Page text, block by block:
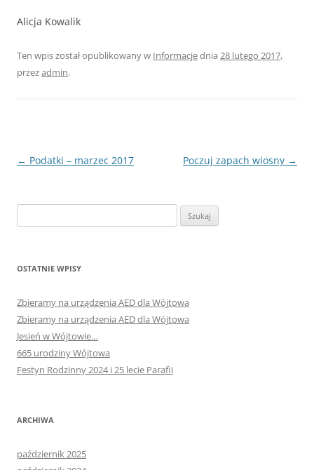
Alicja Kowalik
Ten wpis został opublikowany w Informacjednia 28 lutego 2017,
przezadmin.
Nawigacja
← Podatki – marzec 2017 Poczuj zapach wiosny →
OSTATNIE WPISY
Zbieramy na urządzenia AED dla Wójtowa
Zbieramy na urządzenia AED dla Wójtowa
Jesień w Wójtowie…
665 urodziny Wójtowa
Festyn Rodzinny 2024 i 25 lecie Parafii
ARCHIWA
październik 2025